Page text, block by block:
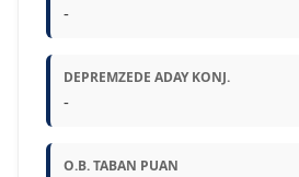
-
DEPREMZEDE ADAY KONJ.
-
O.B. TABAN PUAN